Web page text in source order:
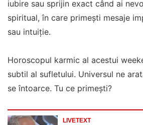
iubire sau sprijin exact când ai
spiritual, în care primești mesaje
sau intuiție.
Horoscopul karmic al acestui
subtil al sufletului. Universul ne
se întoarce. Tu ce primești?
LIVETEXT